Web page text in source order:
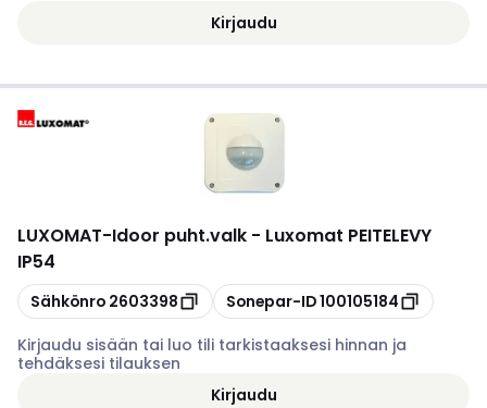
Kirjaudu
LUXOMAT-Idoor puht.valk - Luxomat PEITELEVY
IP54
Kopioi
Sähkönro 2603398 Kopioi
Sonepar-ID100105184
Kirjaudu sisään tai luo tili tarkistaaksesi hinnan ja
tehdäksesi tilauksen
Kirjaudu